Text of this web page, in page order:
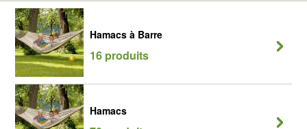
Hamacs à Barre
16 produits
Hamacs